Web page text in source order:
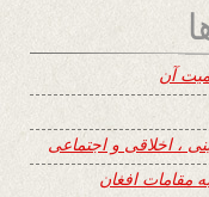
آن
، اخلاقی و اجتماعی
مقامات افغان